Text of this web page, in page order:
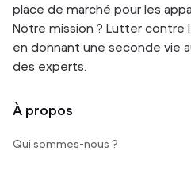
place de marché pour les
Notre mission ? Lutter
en donnant une seconde vie
des experts.
À propos
Qui sommes-nous ?